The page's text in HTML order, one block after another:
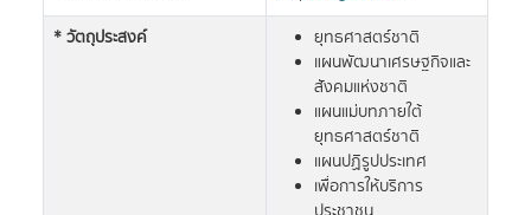
* วัตถุประสงค์
ยุทธศาสตร์ชาติ
แผนพัฒนาเศรษฐกิจและ
สังคมแห่งชาติ
แผนแม่บทภายใต้
ยุทธศาสตร์ชาติ
แผนปฏิรูปประเทศ
เพื่อการให้บริการ